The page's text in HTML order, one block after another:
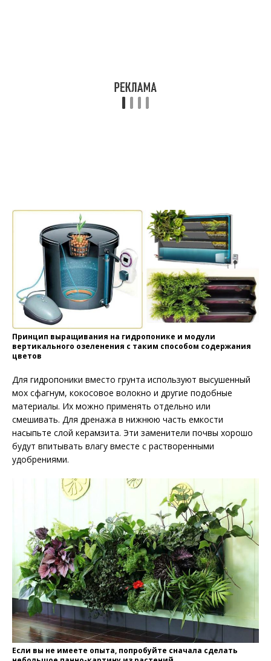
Принцип выращивания на гидропонике и модули
вертикального озеленения с таким способом содержания
цветов
Для гидропоники вместо грунта используют высушенный
мох сфагнум, кокосовое волокно и другие подобные
материалы. Их можно применять отдельно или
смешивать. Для дренажа в нижнюю часть емкости
насыпьте слой керамзита. Эти заменители почвы хорошо
будут впитывать влагу вместе с растворенными
удобрениями.
Если вы не имеете опыта, попробуйте сначала сделать